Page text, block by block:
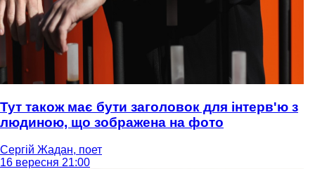
Тут також має бути заголовок для інтерв'ю з
людиною, що зображена на фото
Сергій Жадан, поет
16 вересня 21:00